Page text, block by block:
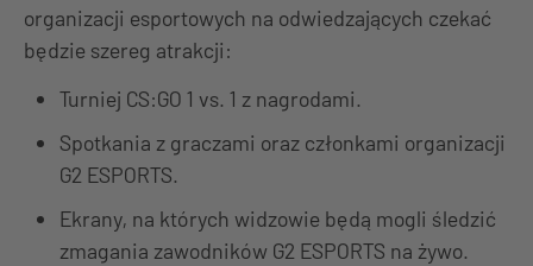
organizacji esportowych na odwiedzających czekać
będzie szereg atrakcji:
Turniej CS:GO 1 vs. 1 z nagrodami.
Spotkania z graczami oraz członkami organizacji
G2 ESPORTS.
Ekrany, na których widzowie będą mogli śledzić
zmagania zawodników G2 ESPORTS na żywo.